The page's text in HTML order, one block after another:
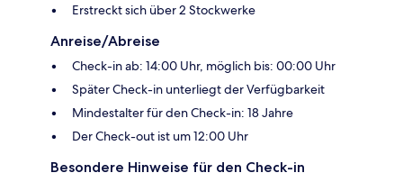
Erstreckt sich über 2 Stockwerke
Anreise/Abreise
Check-in ab: 14:00 Uhr, möglich bis: 00:00 Uhr
Später Check-in unterliegt der Verfügbarkeit
Mindestalter für den Check-in: 18 Jahre
Der Check-out ist um 12:00 Uhr
Besondere Hinweise für den Check-in